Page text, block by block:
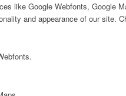
like Google Webfonts, Google
and appearance of our site.